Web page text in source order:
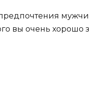
вы очень хорошо